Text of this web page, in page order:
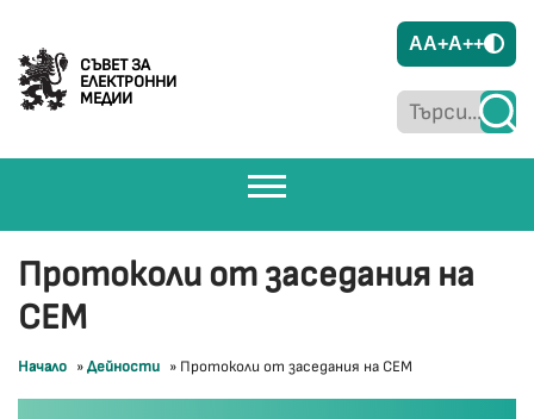
СЪВЕТ ЗА
ЕЛЕКТРОННИ
МЕДИИ
AA+A++
Протоколи от заседания на
СЕМ
Начало »Дейности » Протоколи от заседания на СЕМ